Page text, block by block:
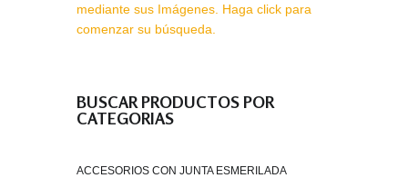
mediante sus Imágenes. Haga click para
comenzar su búsqueda.
BUSCAR PRODUCTOS POR
CATEGORIAS
ACCESORIOS CON JUNTA ESMERILADA